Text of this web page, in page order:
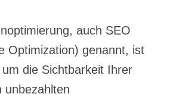
auch SEO
Optimization) genannt, ist
die Sichtbarkeit Ihrer
unbezahlten